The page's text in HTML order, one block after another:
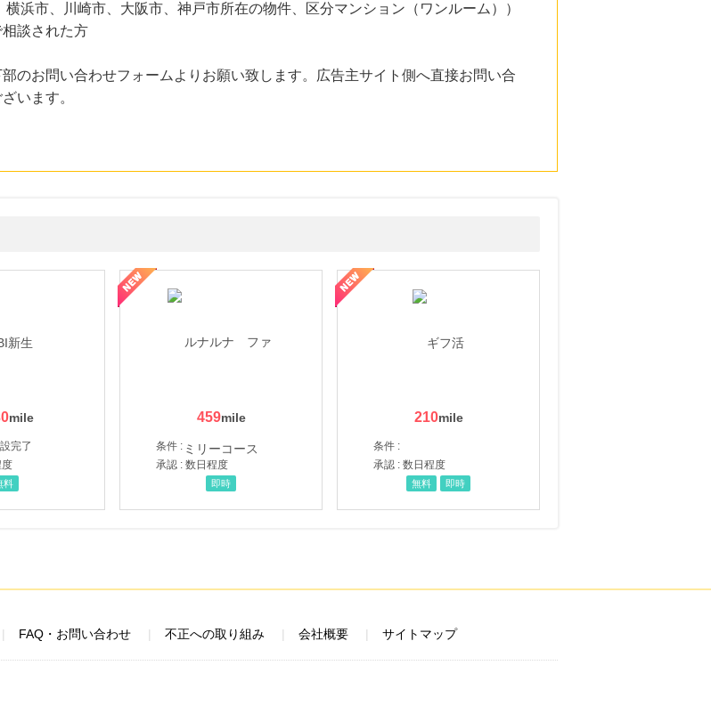
浜市、川崎市、大阪市、神戸市所在の物件、区分マンション（ワンルーム））
談された方
のお問い合わせフォームよりお願い致します。広告主サイト側へ直接お問い合
います。
完了
料
459
条件 :
承認 : 数日程度
即時
210
条件 :
承認 : 数日程度
無料 即時
FAQ・お問い合わせ 不正への取り組み 会社概要 サイトマップ